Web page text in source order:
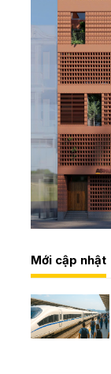
Mới cập nhật